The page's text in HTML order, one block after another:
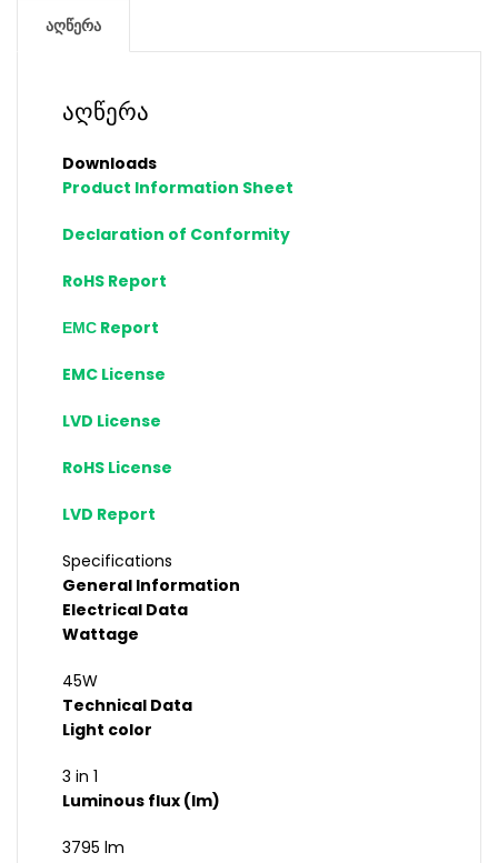
აღწერა
აღწერა
Downloads
Product Information Sheet
Declaration of Conformity
RoHS Report
ЕМС Report
EMC License
LVD License
RoHS License
LVD Report
Specifications
General Information
Electrical Data
Wattage
45W
Technical Data
Light color
3 in 1
Luminous flux (lm)
3795 lm